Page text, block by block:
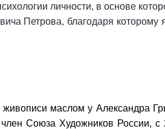
личности, в основе
Петрова, благодаря которому
маслом у Александра
Союза Художников России,